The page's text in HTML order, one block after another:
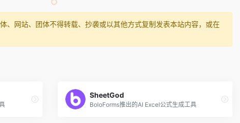
网站、团体不得转载、抄袭或以其他方式复制发表本站内容，或在
SheetGod
BoloForms推出的AI Excel公式生成工具